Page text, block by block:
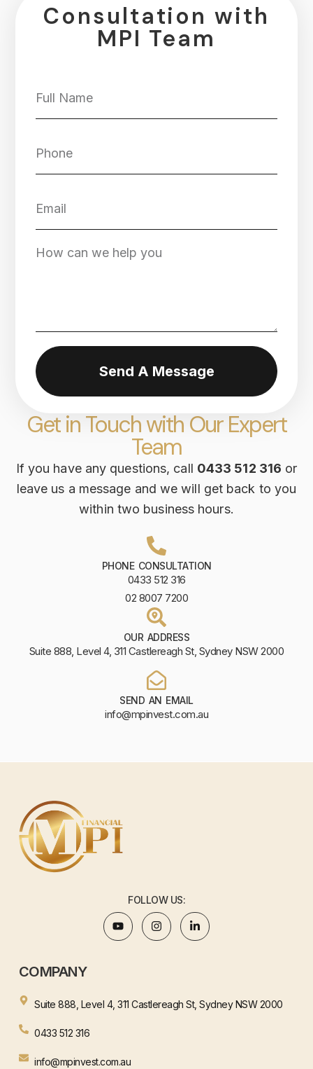
Get in Touch with Our Expert
Team
If you have any questions, call 0433 512 316 or
leave us a message and we will get back to you
within two business hours.
PHONE CONSULTATION
0433 512 316
02 8007 7200
OUR ADDRESS
Suite 888, Level 4, 311 Castlereagh St, Sydney NSW 2000
SEND AN EMAIL
info@mpinvest.com.au
Consultation with
MPI Team
Send A Message
FOLLOW US:
COMPANY
Suite 888, Level 4, 311 Castlereagh St, Sydney NSW 2000
0433 512 316
info@mpinvest.com.au